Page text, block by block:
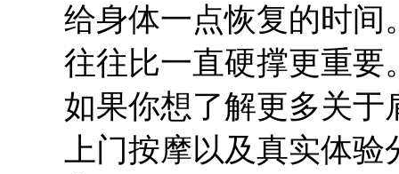
给身体一点恢复的时间
往往比一直硬撑更重要
如果你想了解更多关于
上门按摩以及真实体